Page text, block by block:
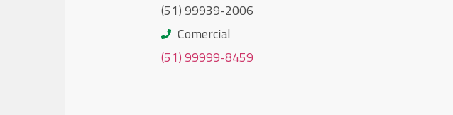
(51) 99939-2006
Comercial
(51) 99999-8459